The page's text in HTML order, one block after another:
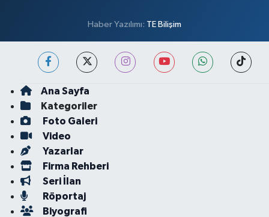
Haber Yazılımı: TE Bilişim
Ana Sayfa
Kategoriler
Foto Galeri
Video
Yazarlar
Firma Rehberi
Seri İlan
Röportaj
Biyografi